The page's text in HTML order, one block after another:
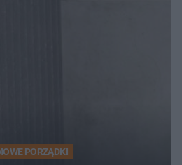
PORZĄDKI